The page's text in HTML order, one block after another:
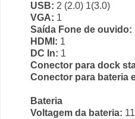
USB: 2 (2.0) 1(3.0)
VGA: 1
Saída Fone de ouvido:
HDMI: 1
DC In: 1
Conector para dock
Conector para bateria
Bateria
Voltagem da bateria: